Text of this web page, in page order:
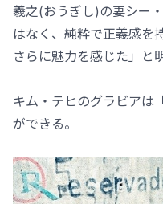
羲之(おうぎし)の妻シー
はなく、純粋で正義感を
さらに魅力を感じた」と
キム・テヒのグラビアは
ができる。